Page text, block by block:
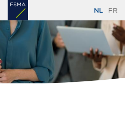
NL FR